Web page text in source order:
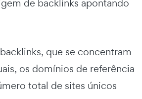
de backlinks apontando
que se concentram
os domínios de referência
total de sites únicos